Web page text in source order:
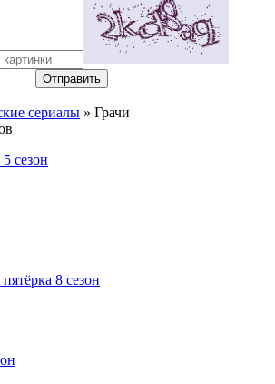
Отправить
сериалы » Грачи
сезон
8 сезон